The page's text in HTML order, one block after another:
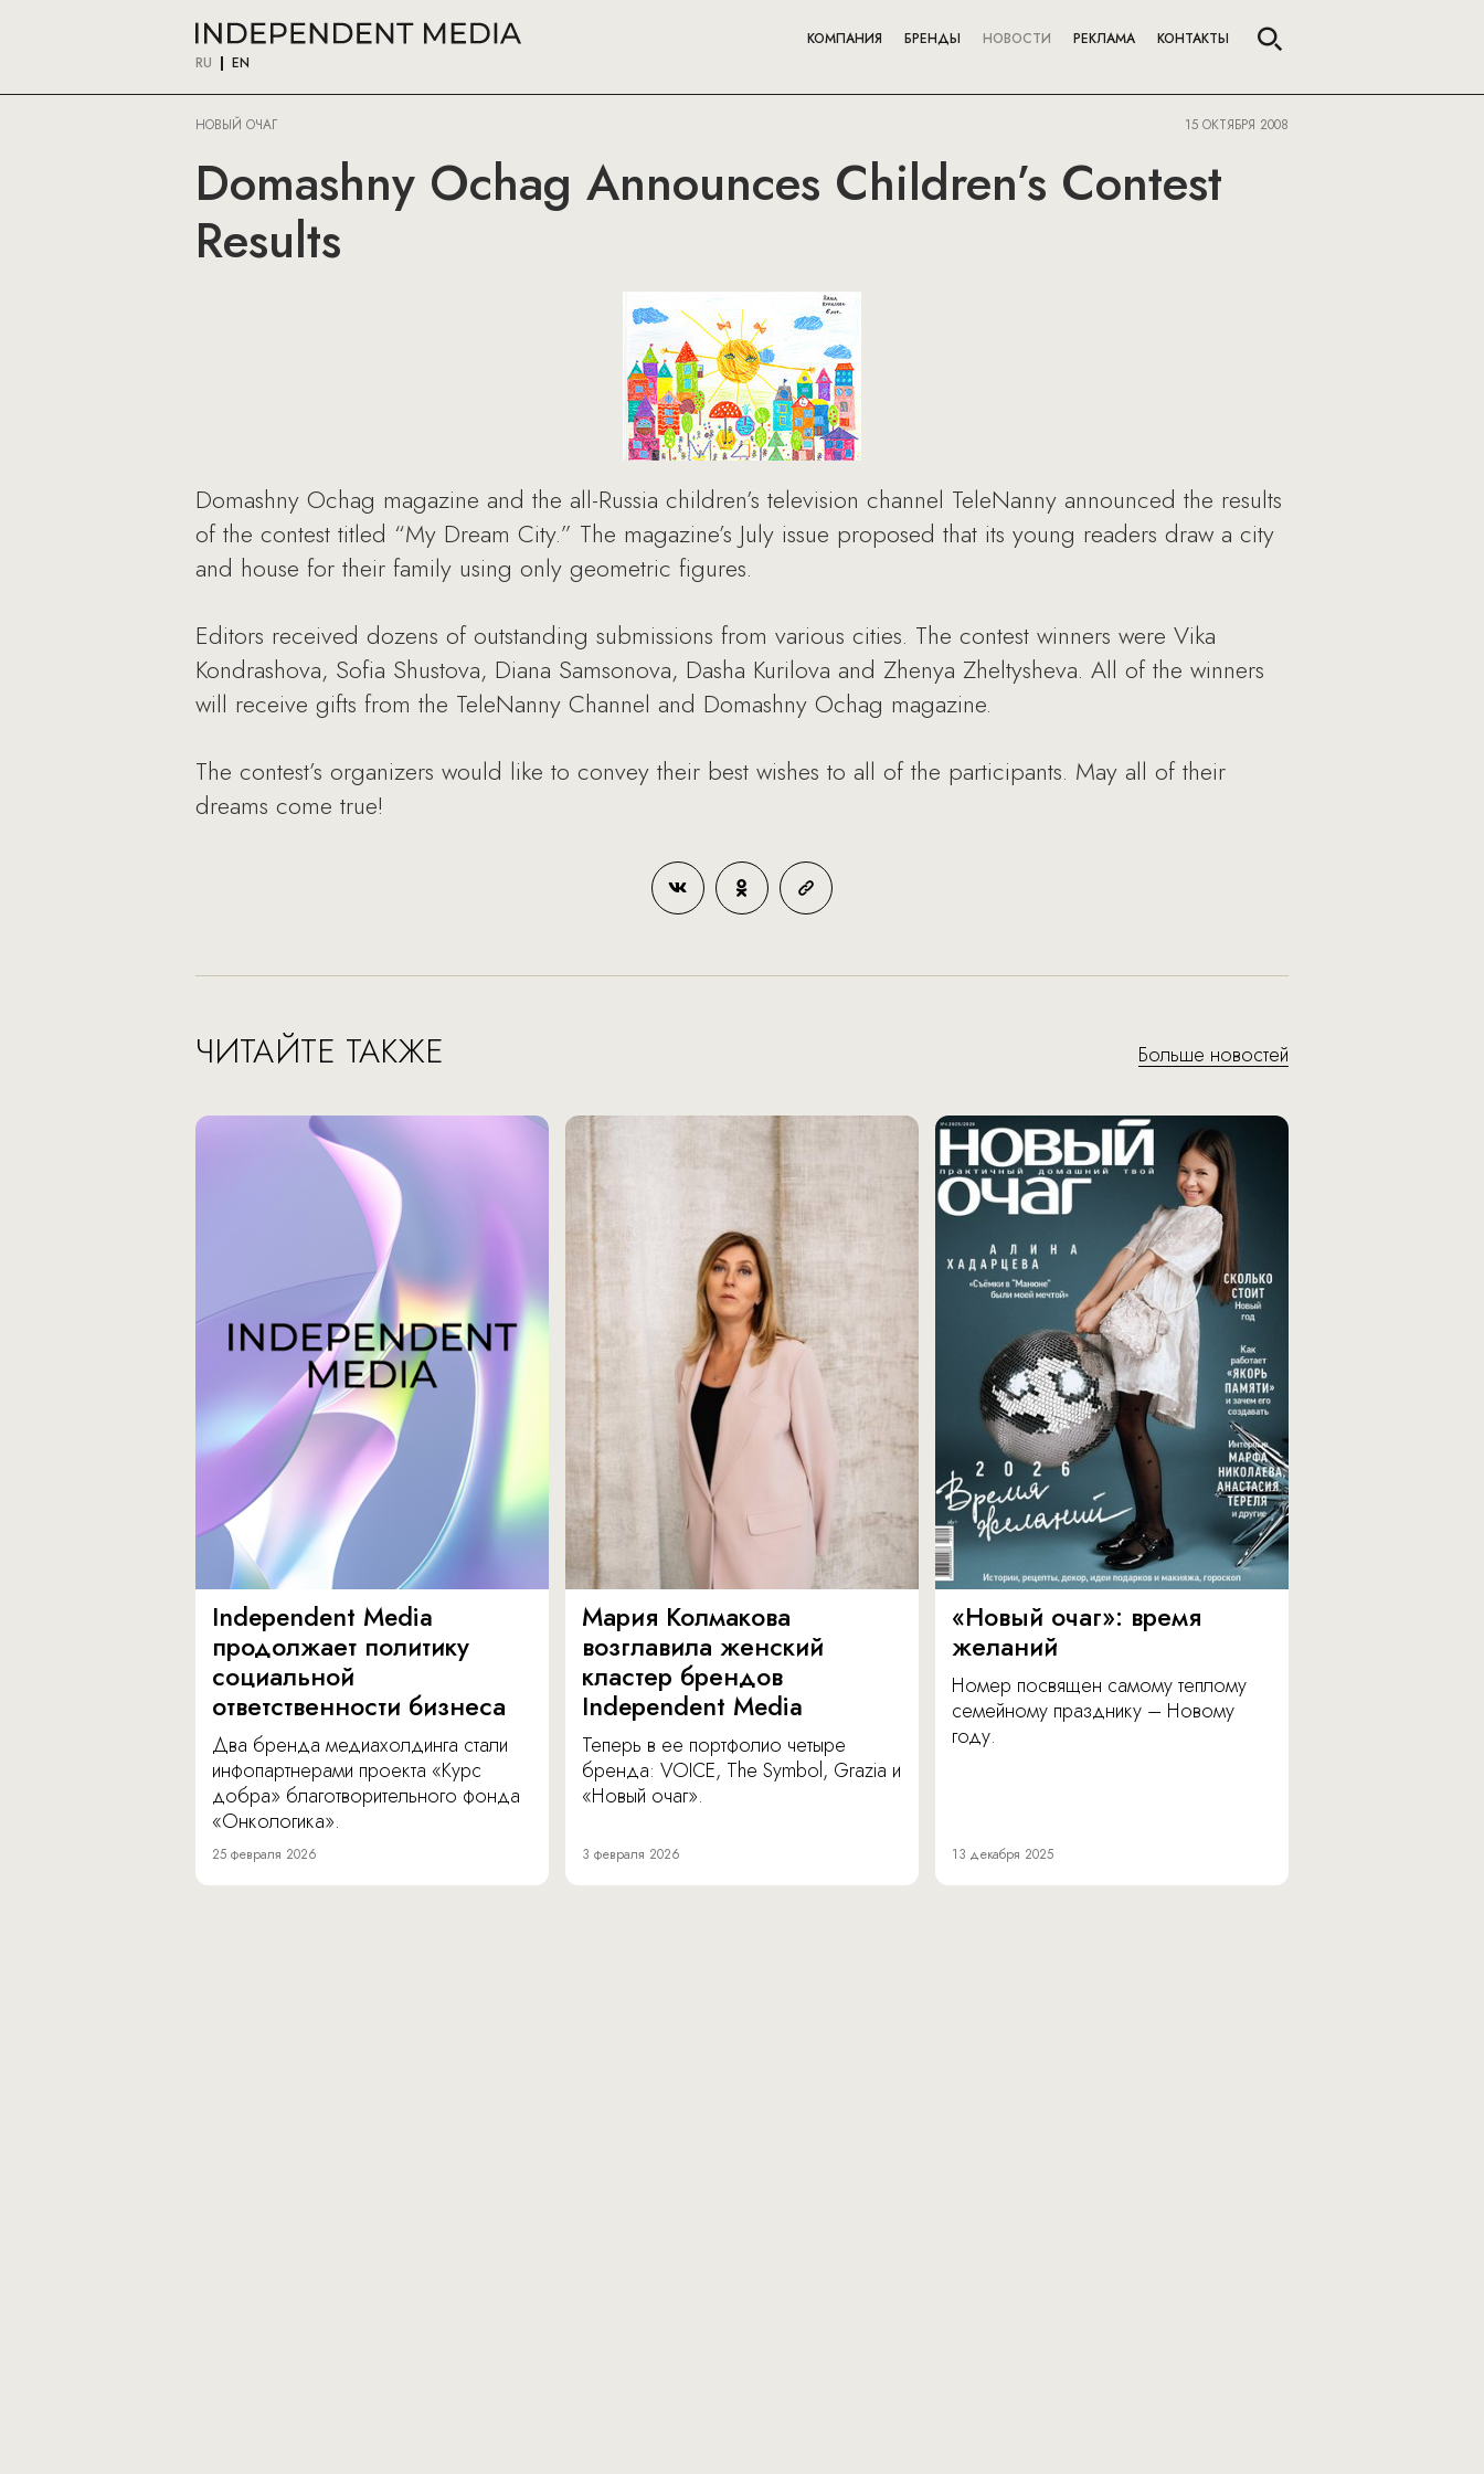
RU EN
КОМПАНИЯ БРЕНДЫ НОВОСТИ РЕКЛАМА КОНТАКТЫ
НОВЫЙ ОЧАГ 15 ОКТЯБРЯ 2008
Domashny Ochag Announces Children’s Contest
Results
Domashny Ochag magazine and the all-Russia children’s television channel TeleNanny announced the results
of the contest titled “My Dream City.” The magazine’s July issue proposed that its young readers draw a city
and house for their family using only geometric figures.
Editors received dozens of outstanding submissions from various cities. The contest winners were Vika
Kondrashova, Sofia Shustova, Diana Samsonova, Dasha Kurilova and Zhenya Zheltysheva. All of the winners
will receive gifts from the TeleNanny Channel and Domashny Ochag magazine.
The contest’s organizers would like to convey their best wishes to all of the participants. May all of their
dreams come true!
ЧИТАЙТЕ ТАКЖЕ Больше новостей
Independent Media
продолжает политику
социальной
ответственности бизнеса
Два бренда медиахолдинга стали
инфопартнерами проекта «Курс
добра» благотворительного фонда
«Онкологика».
25 февраля 2026
Мария Колмакова
возглавила женский
кластер брендов
Independent Media
Теперь в ее портфолио четыре
бренда: VOICE, The Symbol, Grazia и
«Новый очаг».
3 февраля 2026
«Новый очаг»: время
желаний
Номер посвящен самому теплому
семейному празднику – Новому
году.
13 декабря 2025